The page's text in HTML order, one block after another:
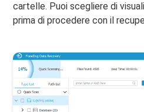
cartelle. Puoi scegliere di
prima di procedere con il